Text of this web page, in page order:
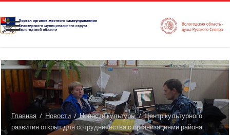
Главная / Новости / Новости культуры / Центр культурного
развития открыт для сотрудничества с организациями района